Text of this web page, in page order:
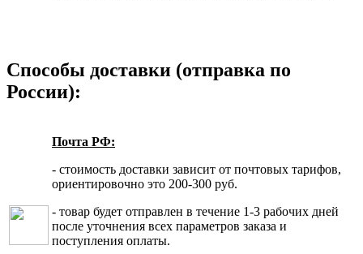
Способы доставки (отправка по
России):
Почта РФ:
- стоимость доставки зависит от почтовых тарифов,
ориентировочно это 200-300 руб.
- товар будет отправлен в течение 1-3 рабочих дней
после уточнения всех параметров заказа и
поступления оплаты.